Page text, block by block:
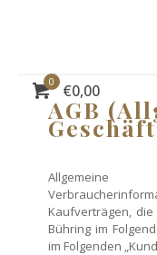
0 €0,00
AGB
Allgemeine
Kaufverträgen,
Bühring im
im Folgenden